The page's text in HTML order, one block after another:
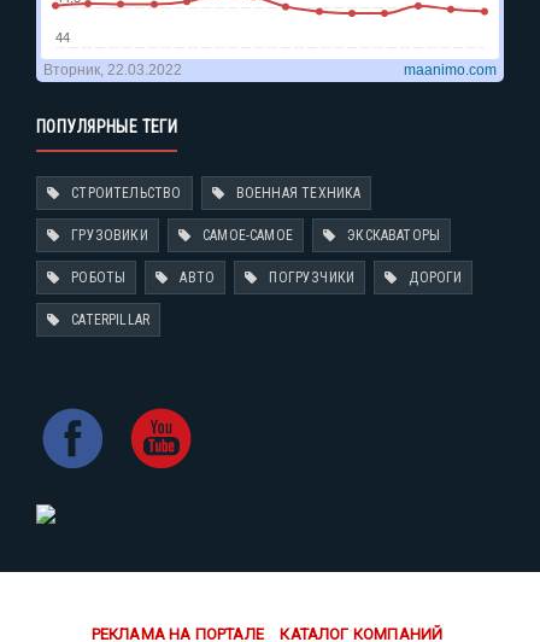
ПОПУЛЯРНЫЕ ТЕГИ
СТРОИТЕЛЬСТВО ВОЕННАЯ ТЕХНИКА
ГРУЗОВИКИ САМОЕ-САМОЕ ЭКСКАВАТОРЫ
РОБОТЫ АВТО ПОГРУЗЧИКИ ДОРОГИ
CATERPILLAR
РЕКЛАМА НА ПОРТАЛЕ КАТАЛОГ КОМПАНИЙ